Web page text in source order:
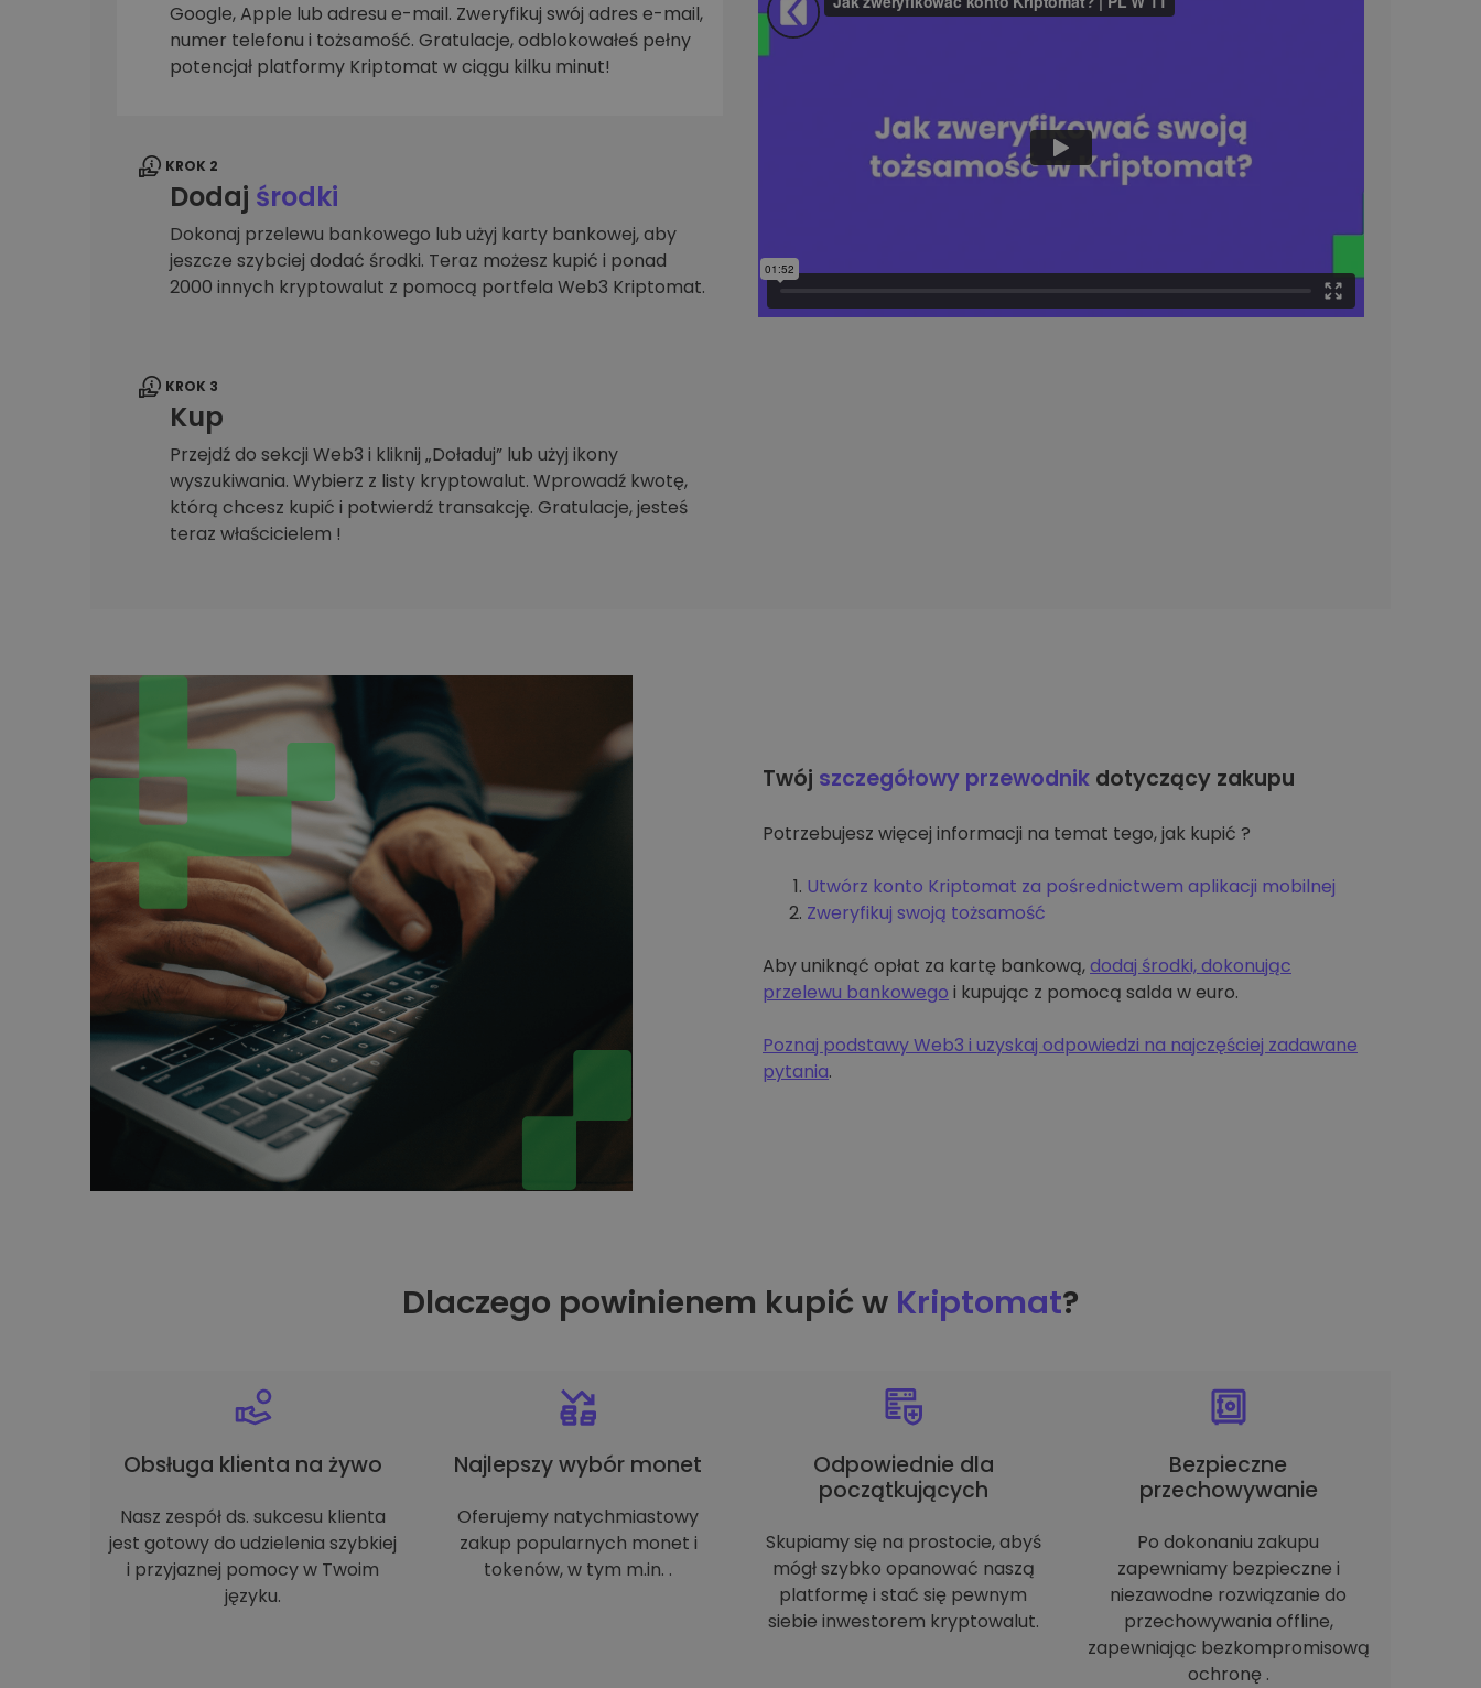
Explorer inwestycji
Znajdź swoją strategię kryptowalut
Google, Apple lub adresu e-mail. Zweryfikuj swój adres e-mail,
numer telefonu i tożsamość. Gratulacje, odblokowałeś pełny
potencjał platformy Kriptomat w ciągu kilku minut!
KROK 2
Dodaj środki
Dokonaj przelewu bankowego lub użyj karty bankowej, aby
jeszcze szybciej dodać środki. Teraz możesz kupić i ponad
2000 innych kryptowalut z pomocą portfela Web3 Kriptomat.
KROK 3
Kup
Przejdź do sekcji Web3 i kliknij „Doładuj” lub użyj ikony
wyszukiwania. Wybierz z listy kryptowalut. Wprowadź kwotę,
którą chcesz kupić i potwierdź transakcję. Gratulacje, jesteś
teraz właścicielem !
Twój szczegółowy przewodnik dotyczący zakupu
Potrzebujesz więcej informacji na temat tego, jak kupić ?
Utwórz konto Kriptomat za pośrednictwem aplikacji mobilnej
Zweryfikuj swoją tożsamość
Aby uniknąć opłat za kartę bankową,dodaj środki, dokonując
przelewu bankowego i kupując z pomocą salda w euro.
Poznaj podstawy Web3 i uzyskaj odpowiedzi na najczęściej zadawane
pytania.
Dlaczego powinienem kupić w Kriptomat?
Obsługa klienta na żywo
Nasz zespół ds. sukcesu klienta
jest gotowy do udzielenia szybkiej
i przyjaznej pomocy w Twoim
języku.
Najlepszy wybór monet
Oferujemy natychmiastowy
zakup popularnych monet i
tokenów, w tym m.in. .
Odpowiednie dla
początkujących
Skupiamy się na prostocie, abyś
mógł szybko opanować naszą
platformę i stać się pewnym
siebie inwestorem kryptowalut.
Bezpieczne
przechowywanie
Po dokonaniu zakupu
zapewniamy bezpieczne i
niezawodne rozwiązanie do
przechowywania offline,
zapewniając bezkompromisową
ochronę .